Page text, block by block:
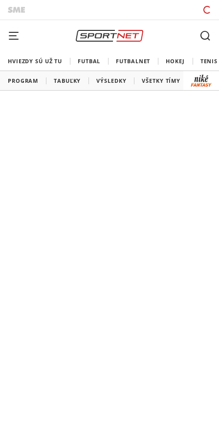
HVIEZDY SÚ UŽ TU FUTBAL FUTBALNET HOKEJ TENIS
PROGRAM TABUĽKY VÝSLEDKY VŠETKY TÍMY